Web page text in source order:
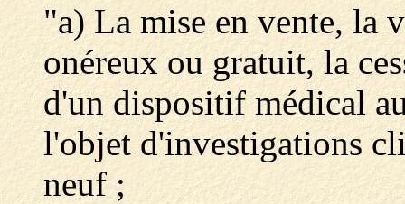
"a) La mise en vente, la
onéreux ou gratuit, la
d'un dispositif médical
l'objet d'investigations
neuf ;